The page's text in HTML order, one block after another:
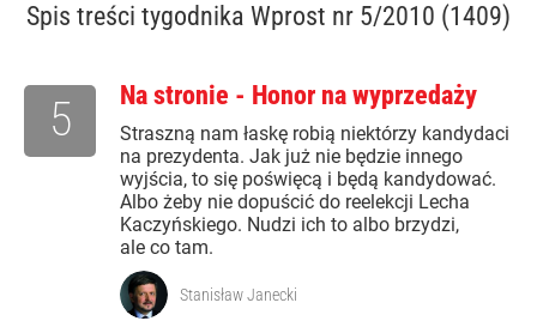
Spis treści tygodnika Wprost nr 5/2010 (1409)
Na stronie - Honor na wyprzedaży
Straszną nam łaskę robią niektórzy kandydaci
na prezydenta. Jak już nie będzie innego
wyjścia, to się poświęcą i będą kandydować.
Albo żeby nie dopuścić do reelekcji Lecha
Kaczyńskiego. Nudzi ich to albo brzydzi,
ale co tam.
5
Stanisław Janecki